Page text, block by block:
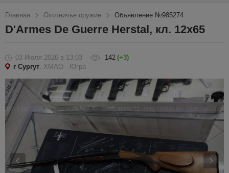
Главная Охотничье оружие Объявление №985274
D'Armes De Guerre Herstal, кл. 12х65
03 Июля 2026 в 13:03 142 (+3)
г Сургут, ХМАО - Югра